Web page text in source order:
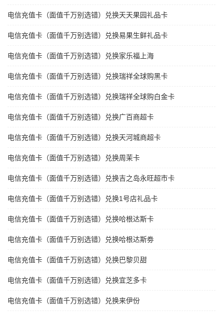
电信充值卡（面值千万别选错）兑换天天果园礼品卡
电信充值卡（面值千万别选错）兑换易果生鲜礼品卡
电信充值卡（面值千万别选错）兑换家乐福上海
电信充值卡（面值千万别选错）兑换瑞祥全球购黑卡
电信充值卡（面值千万别选错）兑换瑞祥全球购白金卡
电信充值卡（面值千万别选错）兑换广百商超卡
电信充值卡（面值千万别选错）兑换天河城商超卡
电信充值卡（面值千万别选错）兑换周茉卡
电信充值卡（面值千万别选错）兑换吉之岛永旺超市卡
电信充值卡（面值千万别选错）兑换1号店礼品卡
电信充值卡（面值千万别选错）兑换哈根达斯卡
电信充值卡（面值千万别选错）兑换哈根达斯劵
电信充值卡（面值千万别选错）兑换巴黎贝甜
电信充值卡（面值千万别选错）兑换宜芝多卡
电信充值卡（面值千万别选错）兑换来伊份